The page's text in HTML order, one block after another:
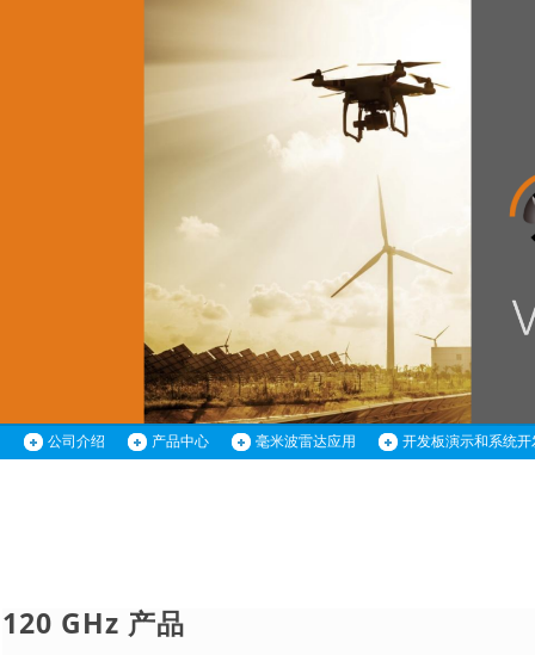
公司介绍 产品中心 毫米波雷达应用 开发板演示和系统开
120 GHz 产品